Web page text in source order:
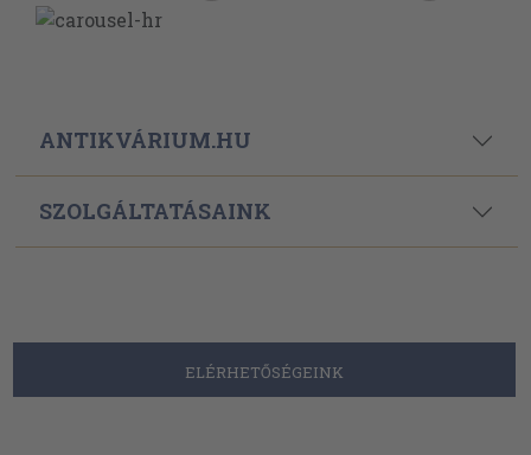
ANTIKVÁRIUM.HU
SZOLGÁLTATÁSAINK
ELÉRHETŐSÉGEINK